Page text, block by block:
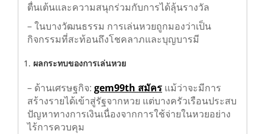
– การเล่นหวยเป็นกิจกรรมสันทนาการที่มอบความ
ตื่นเต้นและความสนุกร่วมกับการได้ลุ้นรางวัล
– ในบางวัฒนธรรม การเล่นหวยถูกมองว่าเป็น
– ด้านเศรษฐกิจ:gem99th สมัครแม้ว่าจะมีการ
สร้างรายได้เข้าสู่รัฐจากหวย แต่บางครัวเรือนประสบ
ปัญหาทางการเงินเนื่องจากการใช้จ่ายในหวยอย่าง